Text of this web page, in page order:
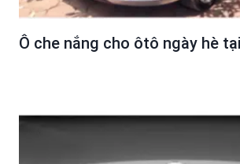
Ô che nắng cho ôtô ngày hè